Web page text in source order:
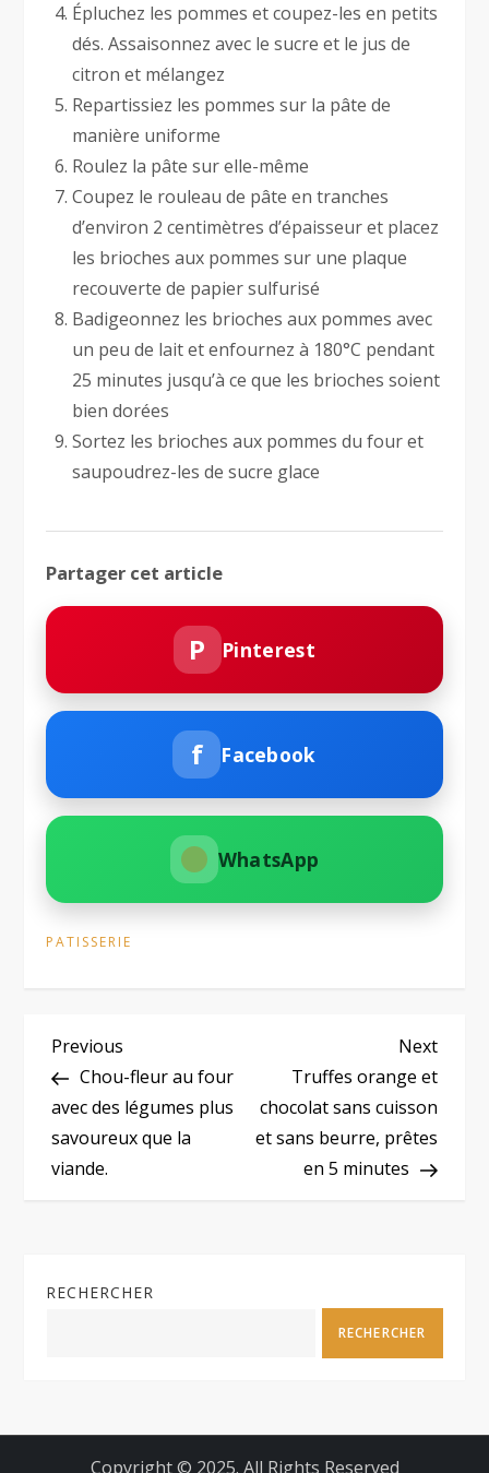
Épluchez les pommes et coupez-les en petits
dés. Assaisonnez avec le sucre et le jus de
citron et mélangez
Repartissiez les pommes sur la pâte de
manière uniforme
Roulez la pâte sur elle-même
Coupez le rouleau de pâte en tranches
d’environ 2 centimètres d’épaisseur et placez
les brioches aux pommes sur une plaque
recouverte de papier sulfurisé
Badigeonnez les brioches aux pommes avec
un peu de lait et enfournez à 180°C pendant
25 minutes jusqu’à ce que les brioches soient
bien dorées
Sortez les brioches aux pommes du four et
saupoudrez-les de sucre glace
Partager cet article
P Pinterest
f Facebook
WhatsApp
PATISSERIE
N
a
v
a
Previous
Post
Previous
Chou-fleur au four
avec des légumes plus
savoureux que la
viande.
Next
Post
Next
Truffes orange et
chocolat sans cuisson
et sans beurre, prêtes
en 5 minutes
RECHERCHER
RECHERCHER
Copyright © 2025. All Rights Reserved